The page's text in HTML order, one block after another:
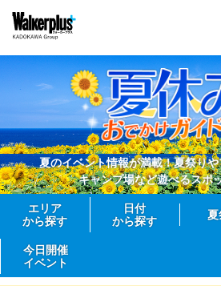
夏のイベント情報が満載！夏祭り
キャンプ場など遊べるスポ
エリア
から探す
日付
から探す
夏
今日開催
イベント